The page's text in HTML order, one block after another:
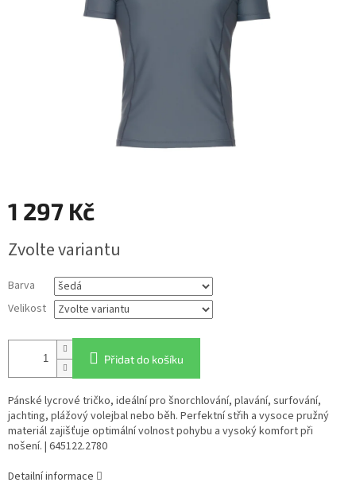
1 297 Kč
cena:
Zvolte variantu
Barva
Velikost
Přidat do košíku
Pánské lycrové tričko, ideální pro šnorchlování, plavání, surfování,
jachting, plážový volejbal nebo běh. Perfektní střih a vysoce pružný
materiál zajišťuje optimální volnost pohybu a vysoký komfort při
nošení. | 645122.2780
Detailní informace